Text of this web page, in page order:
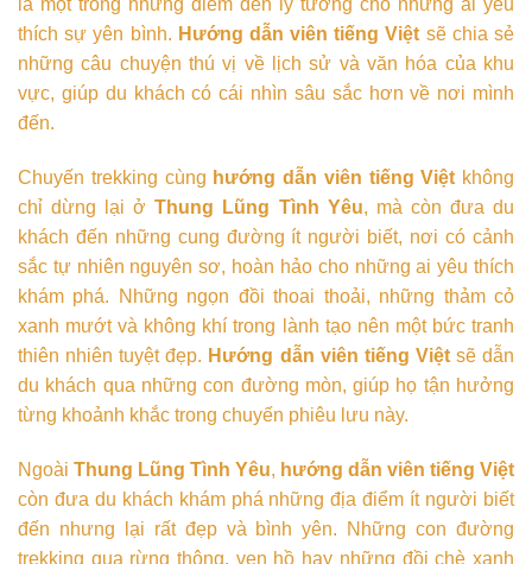
là một trong những điểm đến lý tưởng cho những ai yêu
thích sự yên bình. Hướng dẫn viên tiếng Việt sẽ chia sẻ
những câu chuyện thú vị về lịch sử và văn hóa của khu
vực, giúp du khách có cái nhìn sâu sắc hơn về nơi mình
đến.
Chuyến trekking cùng hướng dẫn viên tiếng Việt không
chỉ dừng lại ởThung Lũng Tình Yêu, mà còn đưa du
khách đến những cung đường ít người biết, nơi có cảnh
sắc tự nhiên nguyên sơ, hoàn hảo cho những ai yêu thích
khám phá. Những ngọn đồi thoai thoải, những thảm cỏ
xanh mướt và không khí trong lành tạo nên một bức tranh
thiên nhiên tuyệt đẹp. Hướng dẫn viên tiếng Việtsẽ dẫn
du khách qua những con đường mòn, giúp họ tận hưởng
từng khoảnh khắc trong chuyến phiêu lưu này.
Ngoài Thung Lũng Tình Yêu, hướng dẫn viên tiếng Việt
còn đưa du khách khám phá những địa điểm ít người biết
đến nhưng lại rất đẹp và bình yên. Những con đường
trekking qua rừng thông, ven hồ hay những đồi chè xanh